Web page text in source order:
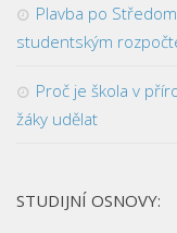
Plavba po
studentským
Proč je škola v
žáky udělat
STUDIJNÍ OSNOVY: